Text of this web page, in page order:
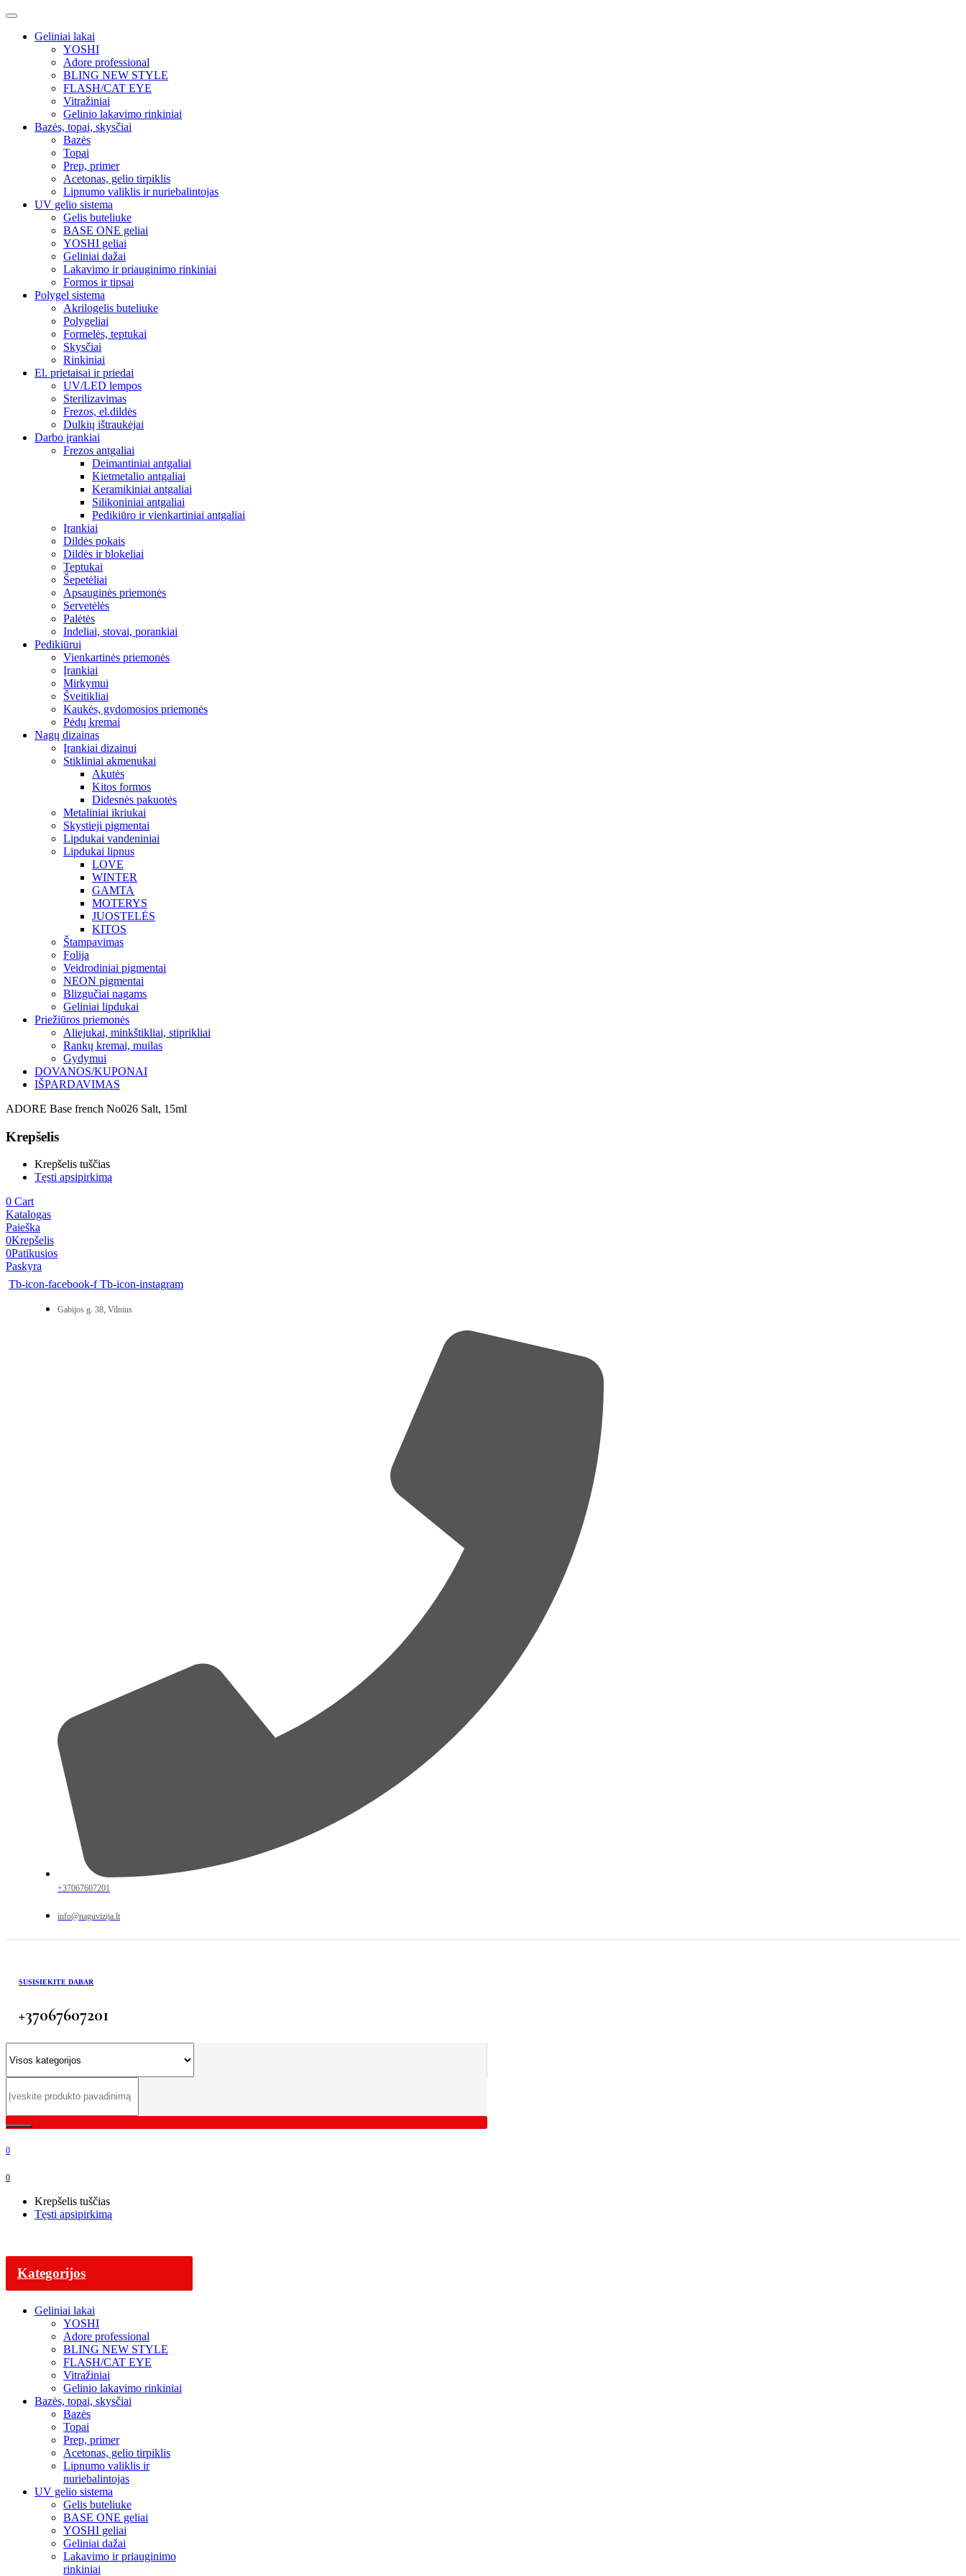
Geliniai lakai
YOSHI
Adore professional
BLING NEW STYLE
FLASH/CAT EYE
Vitražiniai
Gelinio lakavimo rinkiniai
Bazės, topai, skysčiai
Bazės
Topai
Prep, primer
Acetonas, gelio tirpiklis
Lipnumo valiklis ir nuriebalintojas
UV gelio sistema
Gelis buteliuke
BASE ONE geliai
YOSHI geliai
Geliniai dažai
Lakavimo ir priauginimo rinkiniai
Formos ir tipsai
Polygel sistema
Akrilogelis buteliuke
Polygeliai
Formelės, teptukai
Skysčiai
Rinkiniai
El. prietaisai ir priedai
UV/LED lempos
Sterilizavimas
Frezos, el.dildės
Dulkių ištraukėjai
Darbo įrankiai
Frezos antgaliai
Deimantiniai antgaliai
Kietmetalio antgaliai
Keramikiniai antgaliai
Silikoniniai antgaliai
Pedikiūro ir vienkartiniai antgaliai
Įrankiai
Dildės pokais
Dildės ir blokeliai
Teptukai
Šepetėliai
Apsauginės priemonės
Servetėlės
Palėtės
Indeliai, stovai, porankiai
Pedikiūrui
Vienkartinės priemonės
Įrankiai
Mirkymui
Šveitikliai
Kaukės, gydomosios priemonės
Pėdų kremai
Nagų dizainas
Įrankiai dizainui
Stikliniai akmenukai
Akutės
Kitos formos
Didesnės pakuotės
Metaliniai ikriukai
Skystieji pigmentai
Lipdukai vandeniniai
Lipdukai lipnus
LOVE
WINTER
GAMTA
MOTERYS
JUOSTELĖS
KITOS
Štampavimas
Folija
Veidrodiniai pigmentai
NEON pigmentai
Blizgučiai nagams
Geliniai lipdukai
Priežiūros priemonės
Aliejukai, minkštikliai, stiprikliai
Rankų kremai, muilas
Gydymui
DOVANOS/KUPONAI
IŠPARDAVIMAS
ADORE Base french No026 Salt, 15ml
Krepšelis
Krepšelis tuščias
Tęsti apsipirkimą
0 Cart
Katalogas
Paieška
0Krepšelis
0Patikusios
Paskyra
Tb-icon-facebook-f Tb-icon-instagram
Gabijos g. 38, Vilnius
+37067607201
info@naguvizija.lt
SUSISIEKITE DABAR
+37067607201
0
0
Krepšelis tuščias
Tęsti apsipirkimą
Kategorijos
Geliniai lakai
YOSHI
Adore professional
BLING NEW STYLE
FLASH/CAT EYE
Vitražiniai
Gelinio lakavimo rinkiniai
Bazės, topai, skysčiai
Bazės
Topai
Prep, primer
Acetonas, gelio tirpiklis
Lipnumo valiklis ir
nuriebalintojas
UV gelio sistema
Gelis buteliuke
BASE ONE geliai
YOSHI geliai
Geliniai dažai
Lakavimo ir priauginimo
rinkiniai